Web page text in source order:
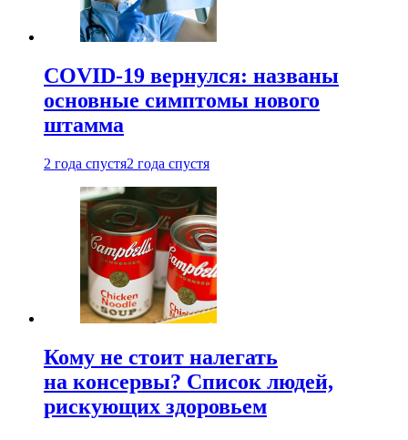
COVID-19 вернулся: названы
основные симптомы нового
штамма
2 года спустя2 года спустя
Кому не стоит налегать
на консервы? Список людей,
рискующих здоровьем